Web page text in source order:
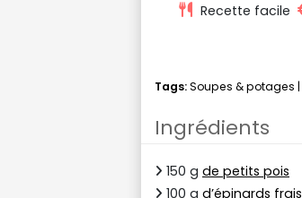
Recette facile
Tags:Soupes & potages |
Ingrédients
150 g de petits pois
100 g d’épinards frais